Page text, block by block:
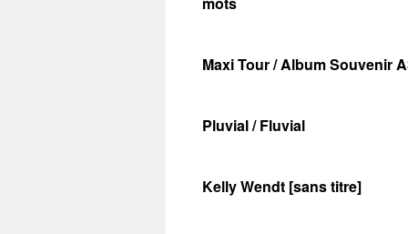
Maxi Tour / Album Souvenir
Pluvial / Fluvial
Kelly Wendt [sans titre]